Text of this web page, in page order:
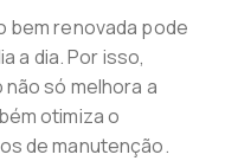
bem renovada pode
a dia. Por isso,
só melhora a
otimiza o
de manutenção.